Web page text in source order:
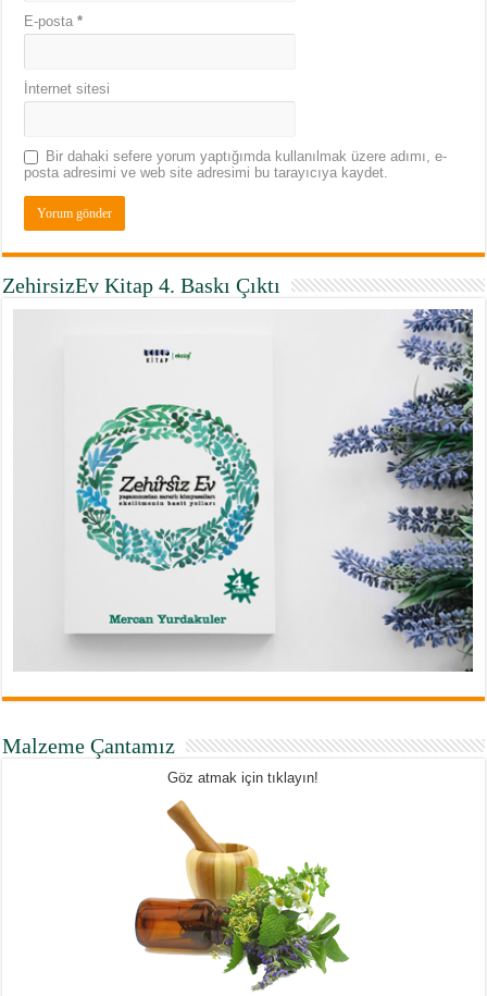
E-posta*
İnternet sitesi
Bir dahaki sefere yorum yaptığımda kullanılmak üzere adımı, e-
posta adresimi ve web site adresimi bu tarayıcıya kaydet.
ZehirsizEv Kitap 4. Baskı Çıktı
Malzeme Çantamız
Göz atmak için tıklayın!